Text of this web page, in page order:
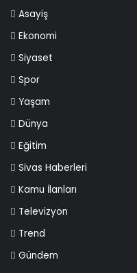
Asayiş
Ekonomi
Siyaset
Spor
Yaşam
Dünya
Eğitim
Sivas Haberleri
Kamu İlanları
Televizyon
Trend
Gündem